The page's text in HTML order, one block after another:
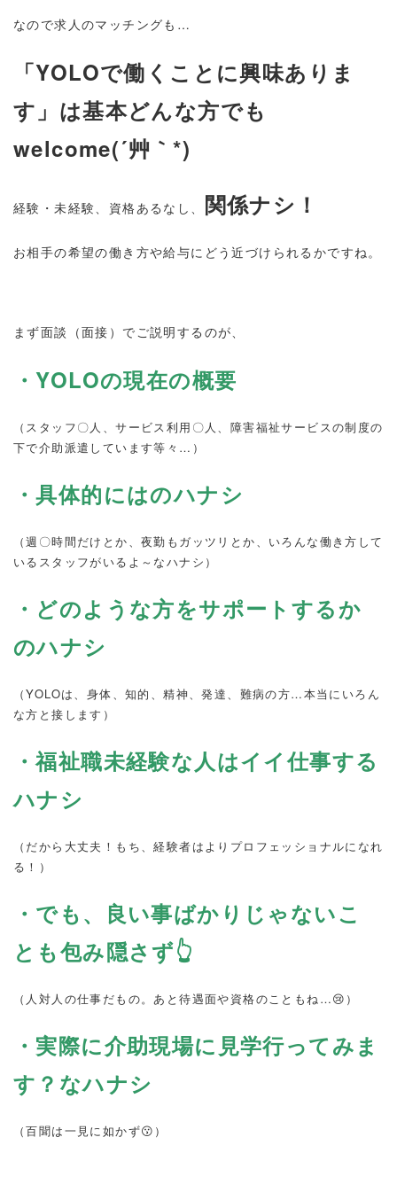
なので求人のマッチングも…
「YOLOで働くことに興味ありま
す」は基本どんな方でも
welcome(´艸｀*)
経験・未経験、資格あるなし、 関係ナシ！
お相手の希望の働き方や給与にどう近づけられるかですね。
まず面談（面接）でご説明するのが、
・YOLOの現在の概要
（スタッフ〇人、サービス利用〇人、障害福祉サービスの制度の
下で介助派遣しています等々…）
・具体的にはのハナシ
（週〇時間だけとか、夜勤もガッツリとか、いろんな働き方して
いるスタッフがいるよ～なハナシ）
・どのような方をサポートするか
のハナシ
（YOLOは、身体、知的、精神、発達、難病の方…本当にいろん
な方と接します）
・福祉職未経験な人はイイ仕事する
ハナシ
（だから大丈夫！もち、経験者はよりプロフェッショナルになれ
る！）
・でも、良い事ばかりじゃないこ
とも包み隠さず👆
（人対人の仕事だもの。あと待遇面や資格のこともね…😢）
・実際に介助現場に見学行ってみま
す？なハナシ
（百聞は一見に如かず😗）